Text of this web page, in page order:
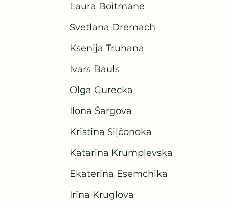
Laura Boitmane
Svetlana Dremach
Ksenija Truhana
Ivars Bauls
Olga Gurecka
Ilona Šargova
Kristina Siļčonoka
Katarina Krumpļevska
Ekaterina Esemchika
Irīna Kruglova